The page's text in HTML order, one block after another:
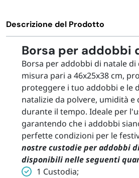
Descrizione del Prodotto
Borsa per addobbi
Borsa per addobbi di natale di
misura pari a 46x25x38 cm,
proteggere i tuo addobbi e le
natalizie da polvere, umidità e
durante il tempo. Ideale per
garantendo che i addobbi
perfette condizioni per le
nostre custodie per addobbi
disponibili nelle seguenti
1 Custodia;